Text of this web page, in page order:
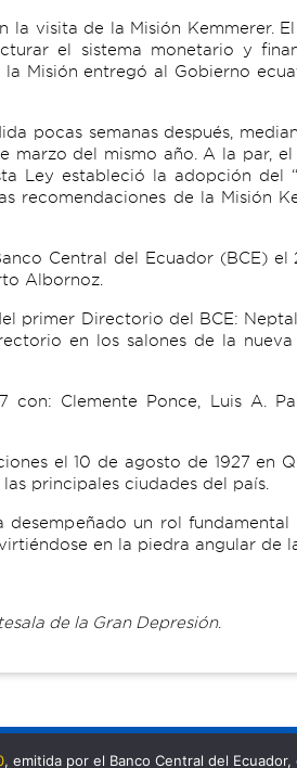
visita de la Misión Kemmerer.
el sistema monetario y
la Misión entregó al Gobierno
pocas semanas después,
marzo del mismo año. A la par,
Ley estableció la adopción del
recomendaciones de la Misión
Central del Ecuador (BCE) el
Albornoz.
primer Directorio del BCE:
en los salones de la
Clemente Ponce, Luis A.
el 10 de agosto de 1927 en
principales ciudades del país.
un rol
en la piedra angular de
de la Gran Depresión.
, emitida por el Banco Central del